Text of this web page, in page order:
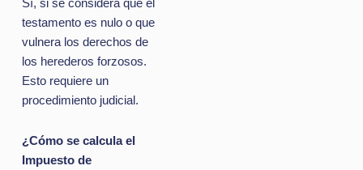
Sí, si se considera que el
testamento es nulo o que
vulnera los derechos de
los herederos forzosos.
Esto requiere un
procedimiento judicial.
¿Cómo se calcula el
Impuesto de